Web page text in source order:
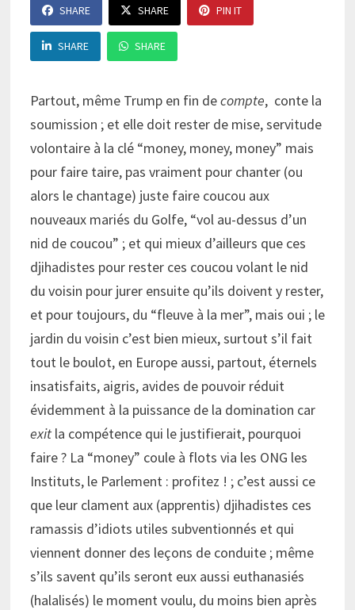
SHARE SHARE PIN IT
SHARE SHARE
Partout, même Trump en fin decompte, conte la
soumission ; et elle doit rester de mise, servitude
volontaire à la clé “money, money, money” mais
pour faire taire, pas vraiment pour chanter (ou
alors le chantage) juste faire coucou aux
nouveaux mariés du Golfe, “vol au-dessus d’un
nid de coucou” ; et qui mieux d’ailleurs que ces
djihadistes pour rester ces coucou volant le nid
du voisin pour jurer ensuite qu’ils doivent y rester,
et pour toujours, du “fleuve à la mer”, mais oui ; le
jardin du voisin c’est bien mieux, surtout s’il fait
tout le boulot, en Europe aussi, partout, éternels
insatisfaits, aigris, avides de pouvoir réduit
évidemment à la puissance de la domination car
exitla compétence qui le justifierait, pourquoi
faire ? La “money” coule à flots via les ONG les
Instituts, le Parlement : profitez ! ; c’est aussi ce
que leur clament aux (apprentis) djihadistes ces
ramassis d’idiots utiles subventionnés et qui
viennent donner des leçons de conduite ; même
s’ils savent qu’ils seront eux aussi euthanasiés
(halalisés) le moment voulu, du moins bien après